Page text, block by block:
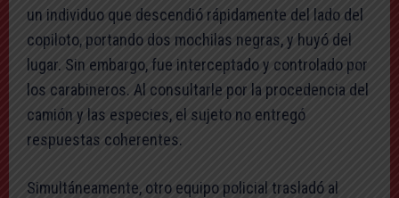
un individuo que descendió rápidamente del lado del
copiloto, portando dos mochilas negras, y huyó del
lugar. Sin embargo, fue interceptado y controlado por
los carabineros. Al consultarle por la procedencia del
camión y las especies, el sujeto no entregó
respuestas coherentes.
Simultáneamente, otro equipo policial trasladó al